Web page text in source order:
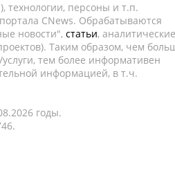
технологии, персоны и т.п.
CNews. Обрабатываются
новости", статьи, аналитические
Таким образом, чем
тем более информативен
информацией, в т.ч.
годы.